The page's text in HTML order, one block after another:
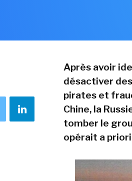
Après avoir
désactiver
pirates et
Chine, la
tomber le
opérait a